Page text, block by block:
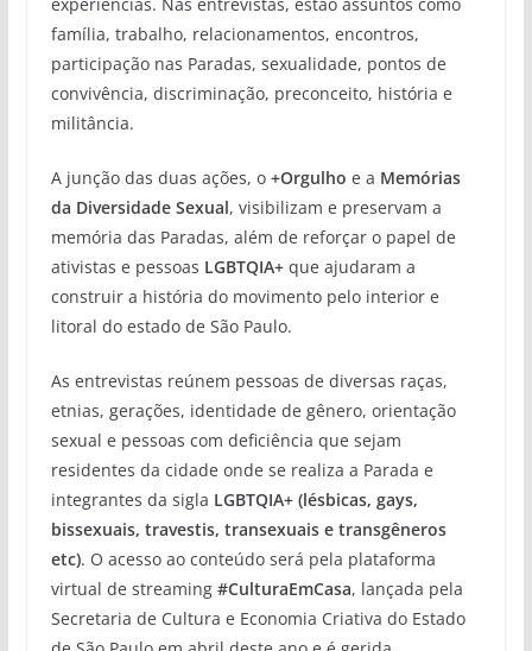
família, trabalho, relacionamentos, encontros,
participação nas Paradas, sexualidade, pontos de
convivência, discriminação, preconceito, história e
militância.
A junção das duas ações, o +Orgulho e a Memórias
da Diversidade Sexual, visibilizam e preservam a
memória das Paradas, além de reforçar o papel de
ativistas e pessoas LGBTQIA+que ajudaram a
construir a história do movimento pelo interior e
litoral do estado de São Paulo.
As entrevistas reúnem pessoas de diversas raças,
etnias, gerações, identidade de gênero, orientação
sexual e pessoas com deficiência que sejam
residentes da cidade onde se realiza a Parada e
integrantes da sigla LGBTQIA+ (lésbicas, gays,
bissexuais, travestis, transexuais e transgêneros
etc). O acesso ao conteúdo será pela plataforma
virtual de streaming #CulturaEmCasa, lançada pela
Secretaria de Cultura e Economia Criativa do Estado